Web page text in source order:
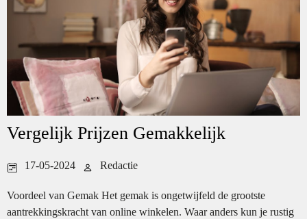
Vergelijk Prijzen Gemakkelijk
17-05-2024 Redactie
Voordeel van Gemak Het gemak is ongetwijfeld de grootste
aantrekkingskracht van online winkelen. Waar anders kun je rustig